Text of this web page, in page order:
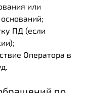
или
ПД (если
Оператора в